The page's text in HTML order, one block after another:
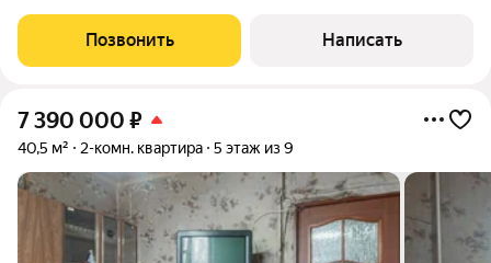
и 11.5 м2 кухня 6 м2 совмещенный санузел гардеробная
Инфраструктура: В шаговой доступности
Позвонить Написать
7 390 000 ₽
40,5 м² 2-комн. квартира 5 этаж из 9